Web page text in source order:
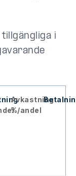
i
Avkastning
%/andel